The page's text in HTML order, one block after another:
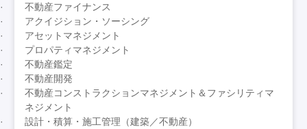
不動産ファイナンス
アクイジション・ソーシング
アセットマネジメント
プロパティマネジメント
不動産鑑定
不動産開発
不動産コンストラクションマネジメント＆ファシリティマ
ネジメント
設計・積算・施工管理（建築／不動産）